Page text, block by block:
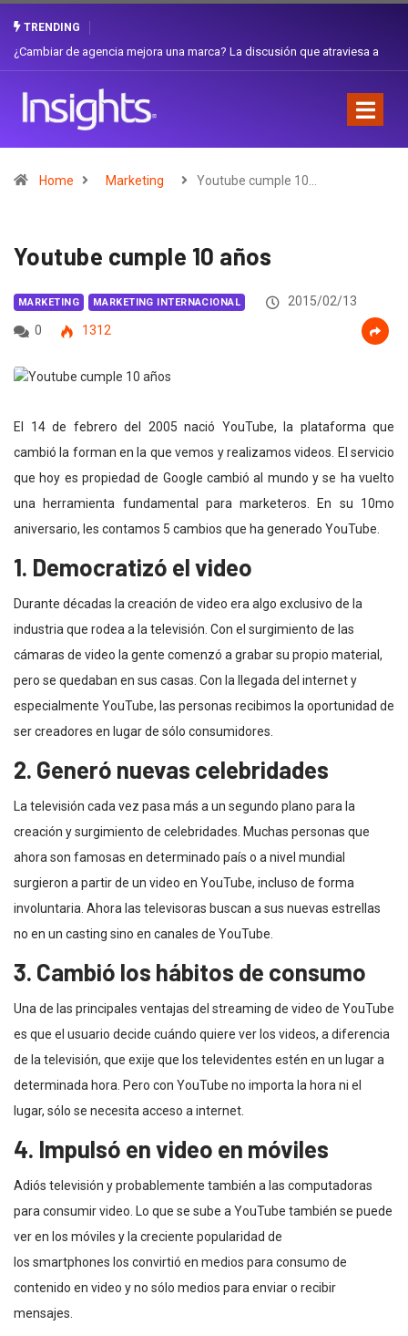
TRENDING
Gabriela Herrera y el arte de cambiarse el sombrero en Corporación
Home Marketing Youtube cumple 10…
Youtube cumple 10 años
MARKETING MARKETING INTERNACIONAL
2015/02/13
0
1312
El 14 de febrero del 2005 nació YouTube, la plataforma que
cambió la forman en la que vemos y realizamosvideos. El servicio
que hoy es propiedad de Google cambió al mundo y se ha vuelto
una herramienta fundamental para marketeros. En su 10mo
aniversario, les contamos 5 cambios que ha generado YouTube.
1. Democratizó el video
Durante décadas la creación de video era algo exclusivo de la
industria que rodea a la televisión. Con el surgimiento de las
cámaras de video la gente comenzó a grabar su propio material,
pero se quedaban en sus casas. Con la llegada del internet y
especialmente YouTube, las personas recibimos la oportunidad de
ser creadores en lugar de sólo consumidores.
2. Generó nuevas celebridades
La televisión cada vez pasa más a un segundo plano para la
creación y surgimiento de celebridades. Muchas personas que
ahora son famosas en determinado país o a nivel mundial
surgieron a partir de un video en YouTube, incluso de forma
involuntaria. Ahora las televisoras buscan a sus nuevas estrellas
no en un casting sino en canales de YouTube.
3. Cambió los hábitos de consumo
Una de las principales ventajas del streaming de video de YouTube
es que el usuario decide cuándo quiere ver los videos, a diferencia
de la televisión, que exije que los televidentes estén en un lugar a
determinada hora. Pero con YouTube no importa la hora ni el
lugar, sólo se necesita acceso a internet.
4. Impulsó en video en móviles
Adiós televisión y probablemente también a las computadoras
para consumir video. Lo que se sube a YouTube también se puede
ver en los móviles y la creciente popularidad de
los smartphones los convirtió en medios para consumo de
contenido en video y no sólo medios para enviar o recibir
mensajes.